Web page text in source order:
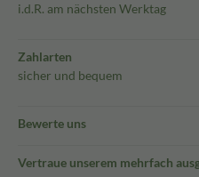
i.d.R. am nächsten Werktag
Zahlarten
sicher und bequem
Bewerte uns
Vertraue unserem mehrfach